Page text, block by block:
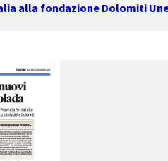
alla fondazione Dolomiti